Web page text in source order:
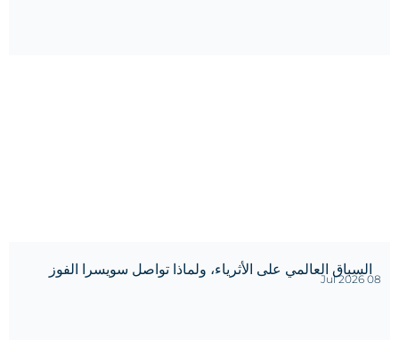
السباق العالمي على الأثرياء، ولماذا تواصل سويسرا الفوز
08 Jul 2026